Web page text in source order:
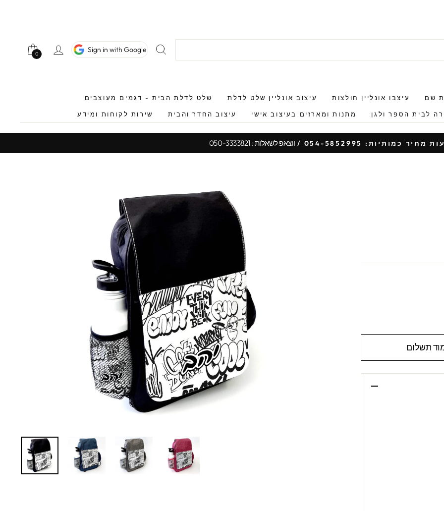
חיפוש
Sign in with Google כניסה
0
0
שם עיצבו אונליין חולצות עיצוב אונליין שלט לדלת שלט לדלת הבית - דגמים מעוצבים
לבית הספר ולגן מתנות ומארזים בעיצוב אישי עיצוב החדר והבית שירות לקוחות ומידע
עצור
מחיר כמותיות: 054-5852995 / ווצאפ לשאלות : 050-3333821
תשלום